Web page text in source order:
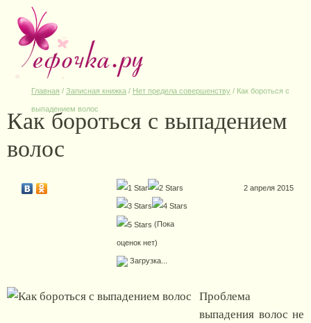
Главная / Записная книжка / Нет предела совершенству / Как бороться с
выпадением волос
Как бороться с выпадением
волос
(Пока
оценок нет)
Загрузка...
2 апреля 2015
Проблема
выпадения волос не